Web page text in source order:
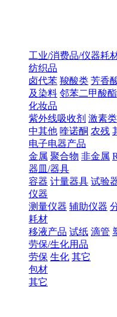
工业/消费品/仪器耗
纺织品
卤代苯 羧酸类 芳香
及染料 邻苯二甲酸酯
化妆品
紫外线吸收剂 激素类
中其他 喹诺酮 农残
电子电器产品
金属 聚合物 非金属
器皿/器具
容器 计量器具 试验
仪器
测量仪器 辅助仪器
耗材
移液产品 试纸 滴管
劳保/生化用品
劳保 生化 其它
包材
其它